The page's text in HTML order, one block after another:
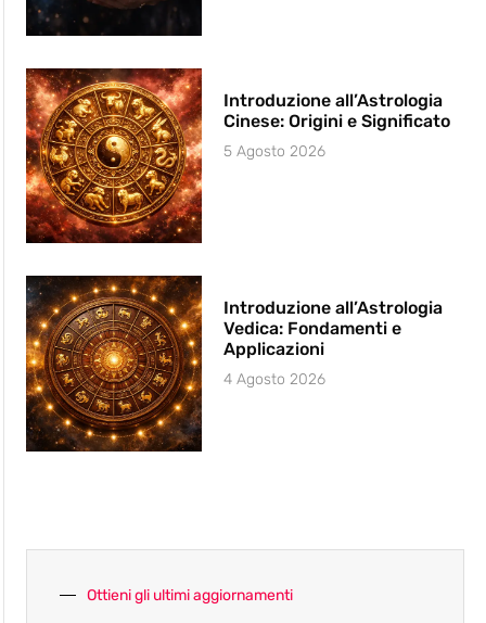
Introduzione all’Astrologia
Cinese: Origini e Significato
5 Agosto 2026
Introduzione all’Astrologia
Vedica: Fondamenti e
Applicazioni
4 Agosto 2026
Ottieni gli ultimi aggiornamenti